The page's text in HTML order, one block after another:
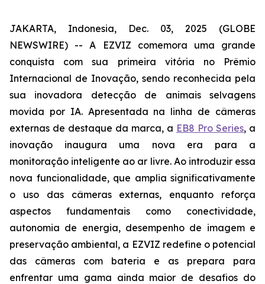
JAKARTA, Indonesia, Dec. 03, 2025 (GLOBE
NEWSWIRE) -- A EZVIZ comemora uma grande
conquista com sua primeira vitória no Prêmio
Internacional de Inovação, sendo reconhecida pela
sua inovadora detecção de animais selvagens
movida por IA. Apresentada na linha de câmeras
externas de destaque da marca, a EB8 Pro Series, a
inovação inaugura uma nova era para a
monitoração inteligente ao ar livre. Ao introduzir essa
nova funcionalidade, que amplia significativamente
o uso das câmeras externas, enquanto reforça
aspectos fundamentais como conectividade,
autonomia de energia, desempenho de imagem e
preservação ambiental, a EZVIZ redefine o potencial
das câmeras com bateria e as prepara para
enfrentar uma gama ainda maior de desafios do